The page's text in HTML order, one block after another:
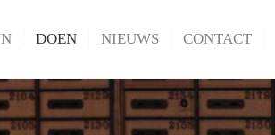
DOEN NIEUWS CONTACT